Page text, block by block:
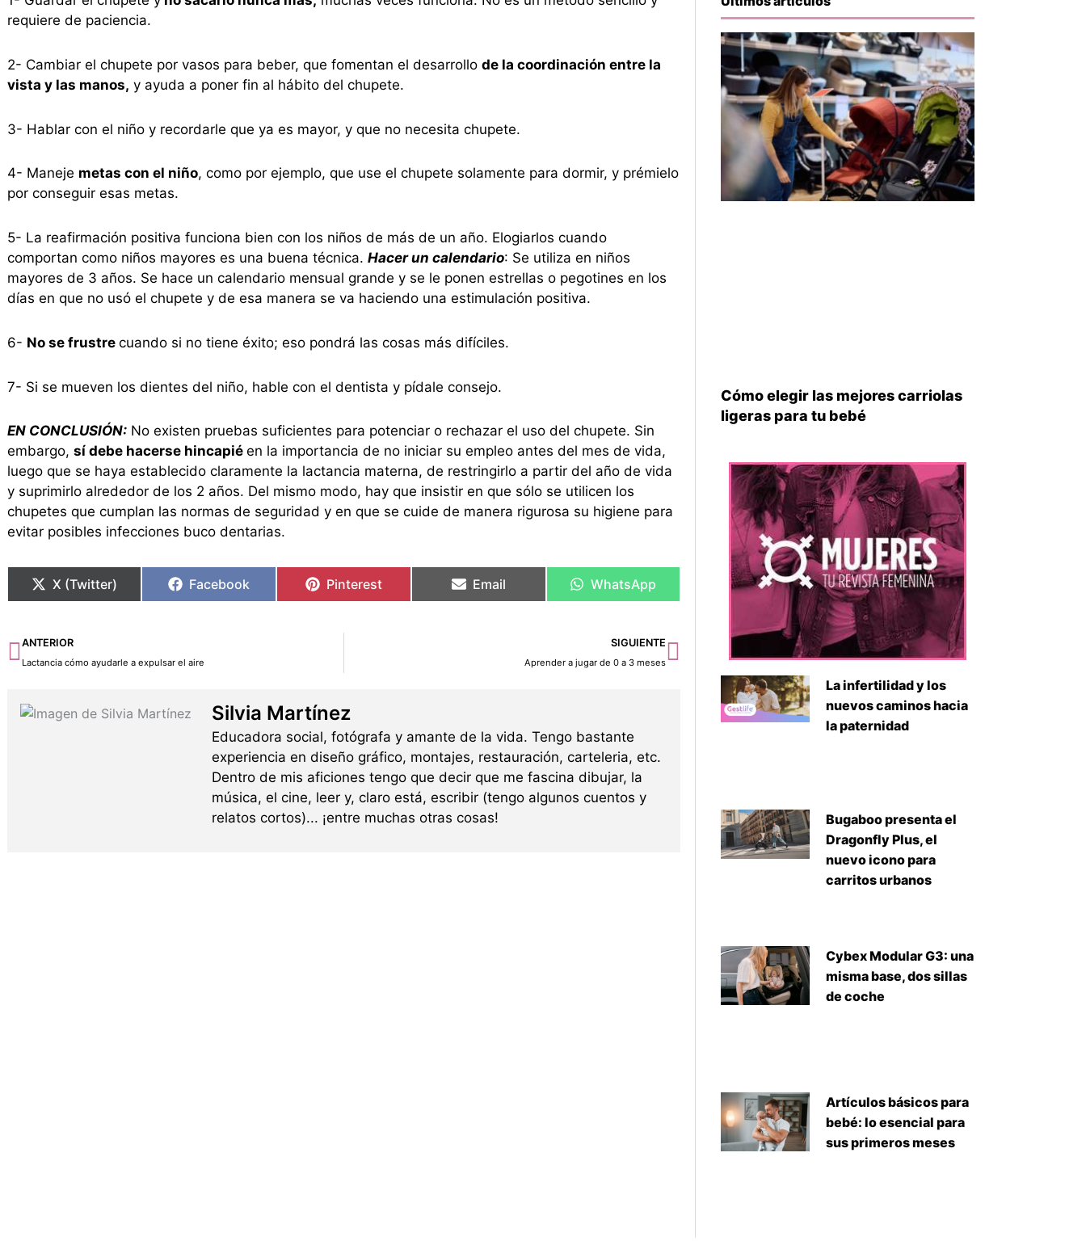
requiere de paciencia.
2- Cambiar el chupete por vasos para beber, que fomentan el desarrollo de la coordinación entre la
vista y las manos, y ayuda a poner fin al hábito del chupete.
3- Hablar con el niño y recordarle que ya es mayor, y que no necesita chupete.
4- Maneje metas con el niño, como por ejemplo, que use el chupete solamente para dormir, y prémielo
por conseguir esas metas.
5- La reafirmación positiva funciona bien con los niños de más de un año. Elogiarlos cuando
comportan como niños mayores es una buena técnica. Hacer un calendario: Se utiliza en niños
mayores de 3 años. Se hace un calendario mensual grande y se le ponen estrellas o pegotines en los
días en que no usó el chupete y de esa manera se va haciendo una estimulación positiva.
6- No se frustre cuando si no tiene éxito; eso pondrá las cosas más difíciles.
7- Si se mueven los dientes del niño, hable con el dentista y pídale consejo.
EN CONCLUSIÓN:No existen pruebas suficientes para potenciar o rechazar el uso del chupete. Sin
embargo, sí debe hacerse hincapié en la importancia de no iniciar su empleo antes del mes de vida,
luego que se haya establecido claramente la lactancia materna, de restringirlo a partir del año de vida
y suprimirlo alrededor de los 2 años. Del mismo modo, hay que insistir en que sólo se utilicen los
chupetes que cumplan las normas de seguridad y en que se cuide de manera rigurosa su higiene para
evitar posibles infecciones buco dentarias.
X (Twitter) Facebook Pinterest Email WhatsApp
Ant
ANTERIOR
Lactancia cómo ayudarle a expulsar el aire
SIGUIENTE
Aprender a jugar de 0 a 3 meses
Siguiente
Silvia Martínez
Educadora social, fotógrafa y amante de la vida. Tengo bastante
experiencia en diseño gráfico, montajes, restauración, carteleria, etc.
Dentro de mis aficiones tengo que decir que me fascina dibujar, la
música, el cine, leer y, claro está, escribir (tengo algunos cuentos y
relatos cortos)... ¡entre muchas otras cosas!
Cómo elegir las mejores carriolas
ligeras para tu bebé
La infertilidad y los
nuevos caminos hacia
la paternidad
Bugaboo presenta el
Dragonfly Plus, el
nuevo icono para
carritos urbanos
Cybex Modular G3: una
misma base, dos sillas
de coche
Artículos básicos para
bebé: lo esencial para
sus primeros meses